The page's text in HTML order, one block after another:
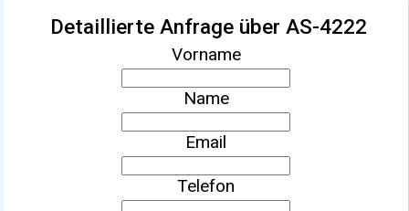
Detaillierte Anfrage über AS-4222
Vorname
Name
Email
Telefon